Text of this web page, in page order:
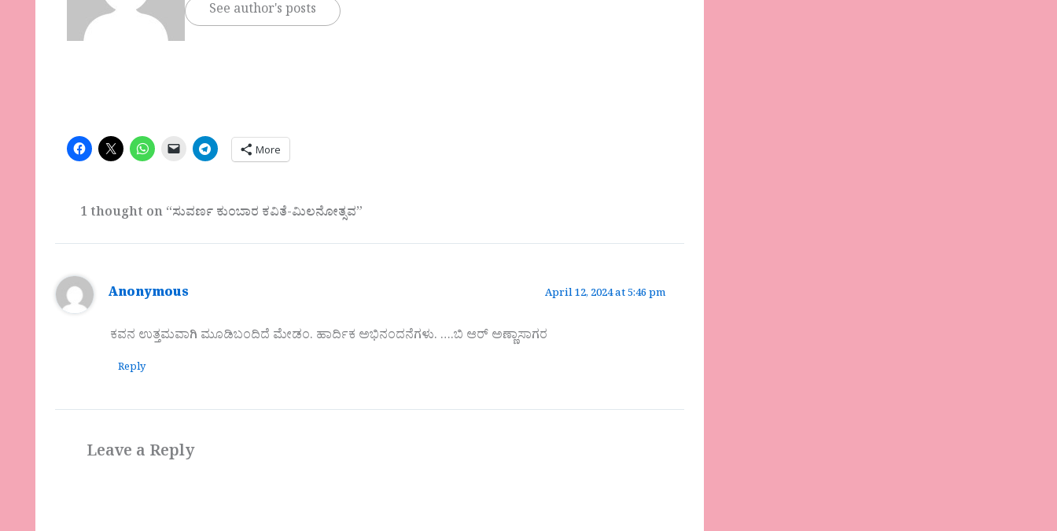
See author's posts
More
1 thought on “ಸುವರ್ಣ ಕುಂಬಾರ ಕವಿತೆ-ಮಿಲನೋತ್ಸವ”
Anonymous April 12, 2024 at 5:46 pm
ಕವನ ಉತ್ತಮವಾಗಿ ಮೂಡಿಬಂದಿದೆ ಮೇಡಂ. ಹಾರ್ದಿಕ ಅಭಿನಂದನೆಗಳು. ….ಬಿ ಆರ್ ಅಣ್ಣಾಸಾಗರ
Reply
Leave a Reply